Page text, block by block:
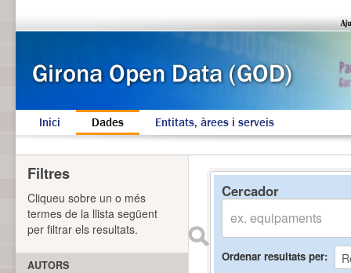
Inici Dades Entitats, àrees i serveis
Cercador
Ordenar resultats per
Filtres
Cliqueu sobre un o més
termes de la llista següent
per filtrar els resultats.
AUTORS